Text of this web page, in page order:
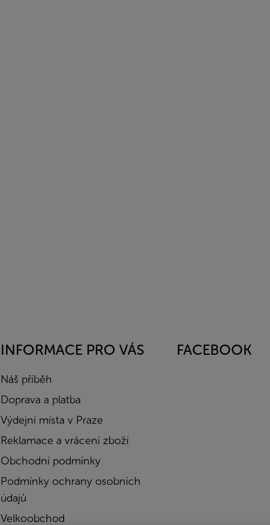
INFORMACE PRO VÁS
Náš příběh
Doprava a platba
Výdejní místa v Praze
Reklamace a vrácení zboží
Obchodní podmínky
Podmínky ochrany osobních
údajů
Velkoobchod
FACEBOOK